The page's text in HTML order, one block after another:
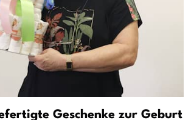
Geschenke zur Geburt